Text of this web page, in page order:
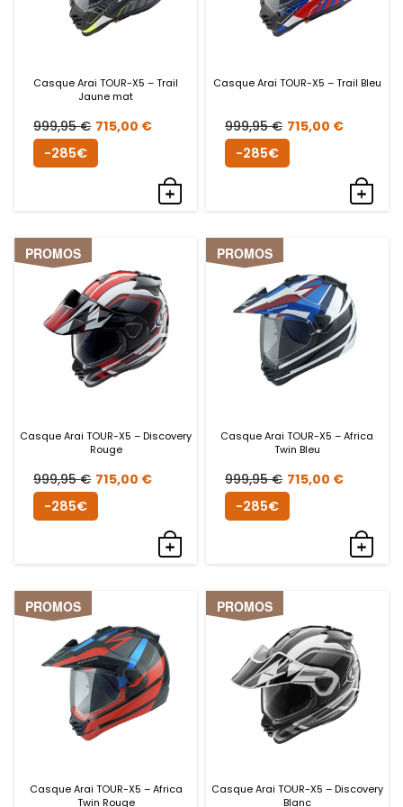
Casque Arai TOUR-X5 – Trail
Jaune mat
999,95€ Le
prix
715,00 €Le
actuel
est :
-285€
Casque Arai TOUR-X5 – Trail Bleu
999,95€ Le
prix
715,00 €Le
actuel
est :
-285€
PROMOS
Casque Arai TOUR-X5 – Discovery
Rouge
999,95€ Le
prix
715,00 €Le
actuel
est :
-285€
PROMOS
Casque Arai TOUR-X5 – Africa
Twin Bleu
999,95€ Le
prix
715,00 €Le
actuel
est :
-285€
PROMOS
Casque Arai TOUR-X5 – Africa
Twin Rouge
PROMOS
Casque Arai TOUR-X5 – Discovery
Blanc